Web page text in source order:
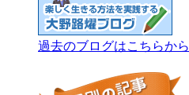
過去のブログはこちらから